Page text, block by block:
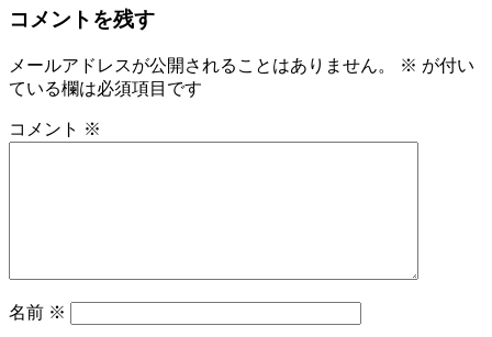
ビ
ゲ
シ
コメントを残す
メールアドレスが公開されることはありません。 ※ が付い
ている欄は必須項目です
コメント ※
名前 ※